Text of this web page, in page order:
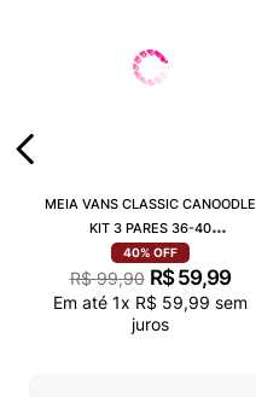
MEIA VANS CLASSIC CANOODLE
KIT 3 PARES 36-40
VN000QCAJU4
40% OFF
R$ 99,90 R$ 59,99
Em até 1x R$ 59,99 sem
juros